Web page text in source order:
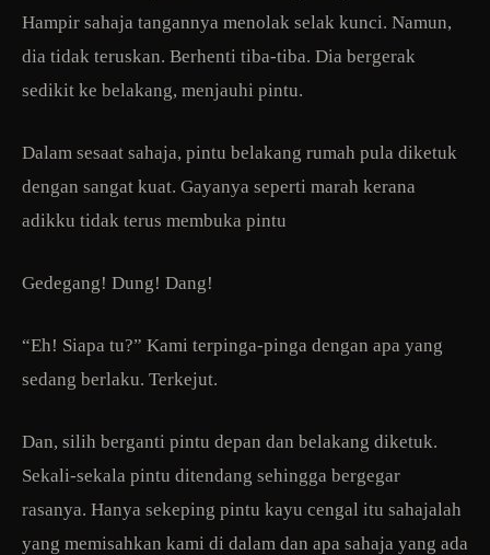
Hampir sahaja tangannya menolak selak kunci. Namun,
dia tidak teruskan. Berhenti tiba-tiba. Dia bergerak
sedikit ke belakang, menjauhi pintu.
Dalam sesaat sahaja, pintu belakang rumah pula diketuk
dengan sangat kuat. Gayanya seperti marah kerana
adikku tidak terus membuka pintu
Gedegang! Dung! Dang!
“Eh! Siapa tu?” Kami terpinga-pinga dengan apa yang
sedang berlaku. Terkejut.
Dan, silih berganti pintu depan dan belakang diketuk.
Sekali-sekala pintu ditendang sehingga bergegar
rasanya. Hanya sekeping pintu kayu cengal itu sahajalah
yang memisahkan kami di dalam dan apa sahaja yang ada